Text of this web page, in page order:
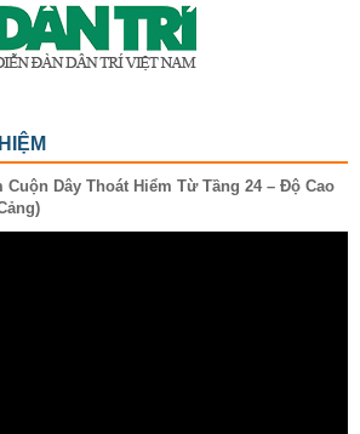
Cuộn Dây Thoát Hiểm Từ Tầng 24 – Độ Cao